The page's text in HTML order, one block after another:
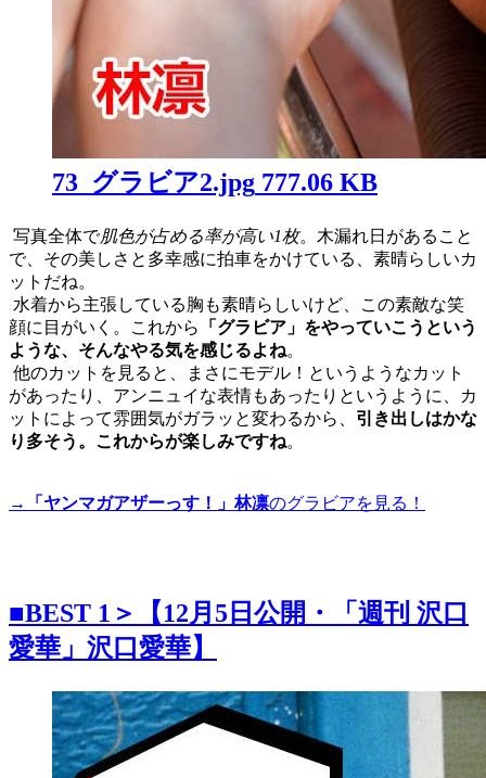
73_グラビア2.jpg 777.06 KB
写真全体で肌色が占める率が高い1枚。木漏れ日があること
で、その美しさと多幸感に拍車をかけている、素晴らしいカ
ットだね。
水着から主張している胸も素晴らしいけど、この素敵な笑
顔に目がいく。これから
「グラビア」をやっていこうという
ような、そんなやる気を感じるよね。
他のカットを見ると、まさにモデル！というようなカット
があったり、アンニュイな表情もあったりというように、カ
ットによって雰囲気がガラッと変わるから、 引き出しはかな
り多そう。これからが楽しみですね。
→ 「ヤンマガアザーっす！」林凛のグラビアを見る！
■BEST 1＞【12月5日公開・「週刊 沢口
愛華」沢口愛華】